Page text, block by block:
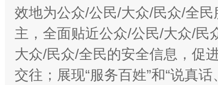
效地为公众/公民/大众/民众/全
主，全面贴近公众/公民/大众/民
大众/民众/全民的安全信息，促
交往；展现“服务百姓”和“说真